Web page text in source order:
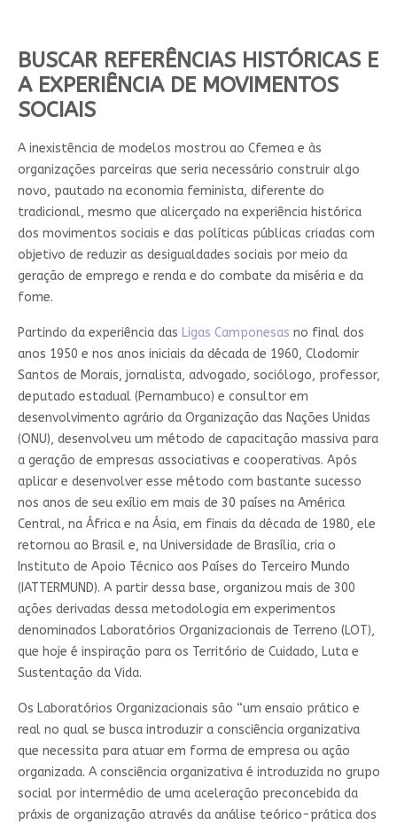
BUSCAR REFERÊNCIAS HISTÓRICAS E
A EXPERIÊNCIA DE MOVIMENTOS
SOCIAIS
A inexistência de modelos mostrou ao Cfemea e às
organizações parceiras que seria necessário construir algo
novo, pautado na economia feminista, diferente do
tradicional, mesmo que alicerçado na experiência histórica
dos movimentos sociais e das políticas públicas criadas com
objetivo de reduzir as desigualdades sociais por meio da
geração de emprego e renda e do combate da miséria e da
fome.
Partindo da experiência das Ligas Camponesas no final dos
anos 1950 e nos anos iniciais da década de 1960, Clodomir
Santos de Morais, jornalista, advogado, sociólogo, professor,
deputado estadual (Pernambuco) e consultor em
desenvolvimento agrário da Organização das Nações Unidas
(ONU), desenvolveu um método de capacitação massiva para
a geração de empresas associativas e cooperativas. Após
aplicar e desenvolver esse método com bastante sucesso
nos anos de seu exílio em mais de 30 países na América
Central, na África e na Ásia, em finais da década de 1980, ele
retornou ao Brasil e, na Universidade de Brasília, cria o
Instituto de Apoio Técnico aos Países do Terceiro Mundo
(IATTERMUND). A partir dessa base, organizou mais de 300
ações derivadas dessa metodologia em experimentos
denominados Laboratórios Organizacionais de Terreno (LOT),
que hoje é inspiração para os Território de Cuidado, Luta e
Sustentação da Vida.
Os Laboratórios Organizacionais são “um ensaio prático e
real no qual se busca introduzir a consciência organizativa
que necessita para atuar em forma de empresa ou ação
organizada. A consciência organizativa é introduzida no grupo
social por intermédio de uma aceleração preconcebida da
práxis de organização através da análise teórico-prática dos